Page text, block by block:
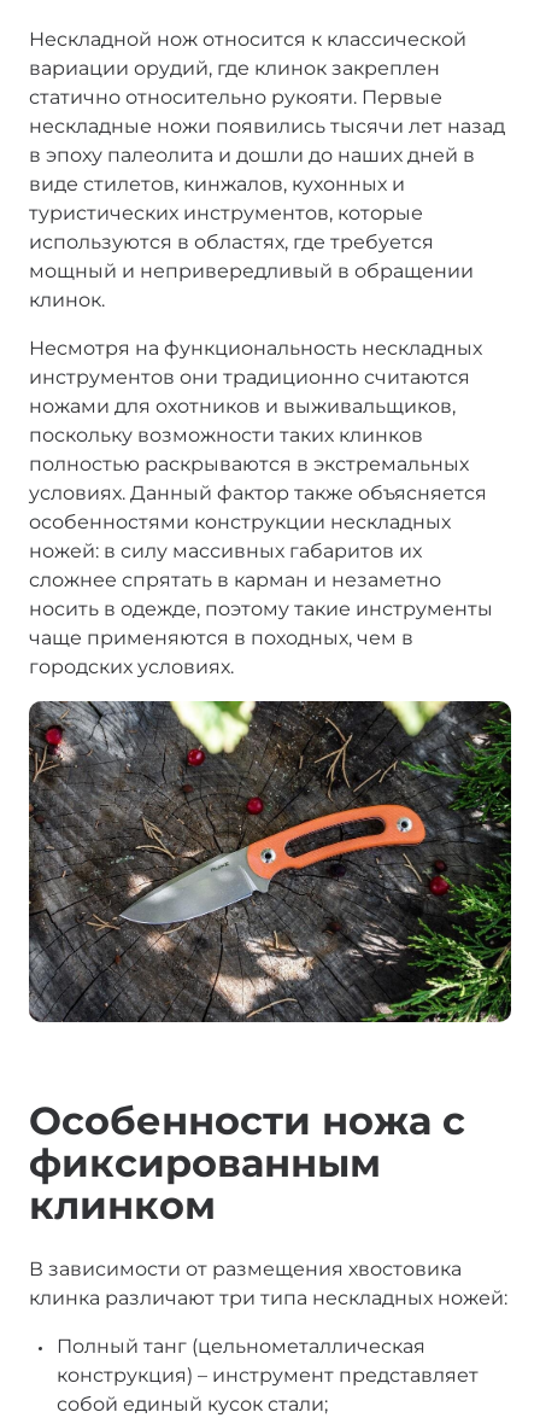
Нескладной нож относится к классической
вариации орудий, где клинок закреплен
статично относительно рукояти. Первые
нескладные ножи появились тысячи лет назад
в эпоху палеолита и дошли до наших дней в
виде стилетов, кинжалов, кухонных и
туристических инструментов, которые
используются в областях, где требуется
мощный и непривередливый в обращении
клинок.
Несмотря на функциональность нескладных
инструментов они традиционно считаются
ножами для охотников и выживальщиков,
поскольку возможности таких клинков
полностью раскрываются в экстремальных
условиях. Данный фактор также объясняется
особенностями конструкции нескладных
ножей: в силу массивных габаритов их
сложнее спрятать в карман и незаметно
носить в одежде, поэтому такие инструменты
чаще применяются в походных, чем в
городских условиях.
Особенности ножа с
фиксированным
клинком
В зависимости от размещения хвостовика
клинка различают три типа нескладных ножей:
Полный танг (цельнометаллическая
конструкция) – инструмент представляет
собой единый кусок стали;